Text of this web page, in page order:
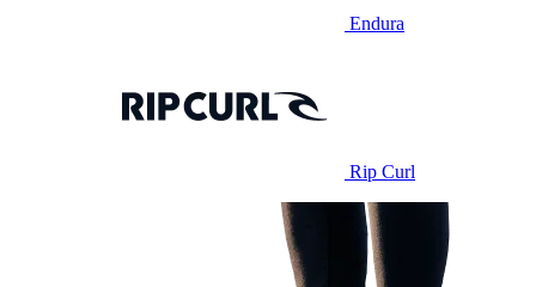
Endura
Rip Curl